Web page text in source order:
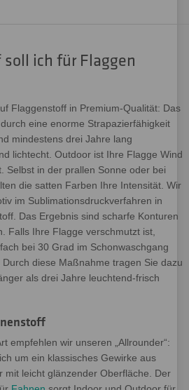
ich für Flaggen
Flaggenstoff in Premium-Qualität: Das
eine enorme Strapazierfähigkeit
mindestens drei Jahre lang
lichtecht. Outdoor ist Ihre Flagge Wind
Selbst in der prallen Sonne oder bei
die satten Farben Ihre Intensität. Wir
im Sublimationsdruckverfahren in
Das Ergebnis sind scharfe Konturen
Falls Ihre Flagge verschmutzt ist,
bei 30 Grad im Schonwaschgang
diese Maßnahme tragen Sie dazu
als drei Jahre leuchtend-frisch
empfehlen wir unseren „Allrounder“:
um ein klassisches Gewirke aus
mit leicht glänzender Oberfläche. Der